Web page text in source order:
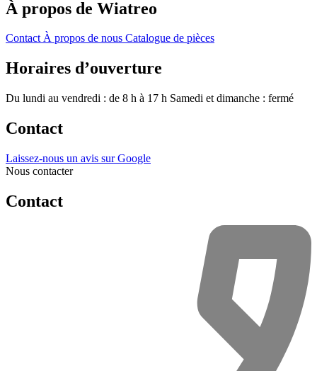
À propos de Wiatreo
ContactÀ propos de nous Catalogue de pièces
Horaires d’ouverture
Du lundi au vendredi : de 8 h à 17 h Samedi et dimanche : fermé
Contact
Laissez-nous un avis sur Google
Nous contacter
Contact